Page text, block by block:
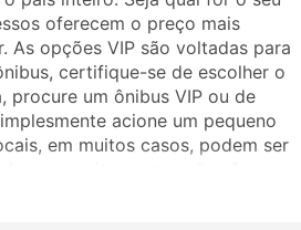
oferecem o preço mais
As opções VIP são voltadas para
certifique-se de escolher o
procure um ônibus VIP ou de
acione um pequeno
em muitos casos, podem ser
de longo curso são atendidos